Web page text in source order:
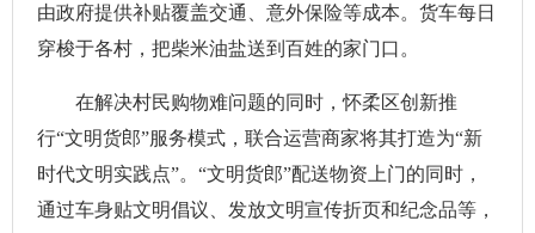
由政府提供补贴覆盖交通、意外保险等成本。货车每日
穿梭于各村，把柴米油盐送到百姓的家门口。
在解决村民购物难问题的同时，怀柔区创新推
行“文明货郎”服务模式，联合运营商家将其打造为“新
时代文明实践点”。“文明货郎”配送物资上门的同时，
通过车身贴文明倡议、发放文明宣传折页和纪念品等，